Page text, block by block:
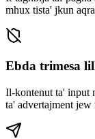
mhux tista' jkun
Ebda trimesa
Il-kontenut ta' input
ta' advertajment jew